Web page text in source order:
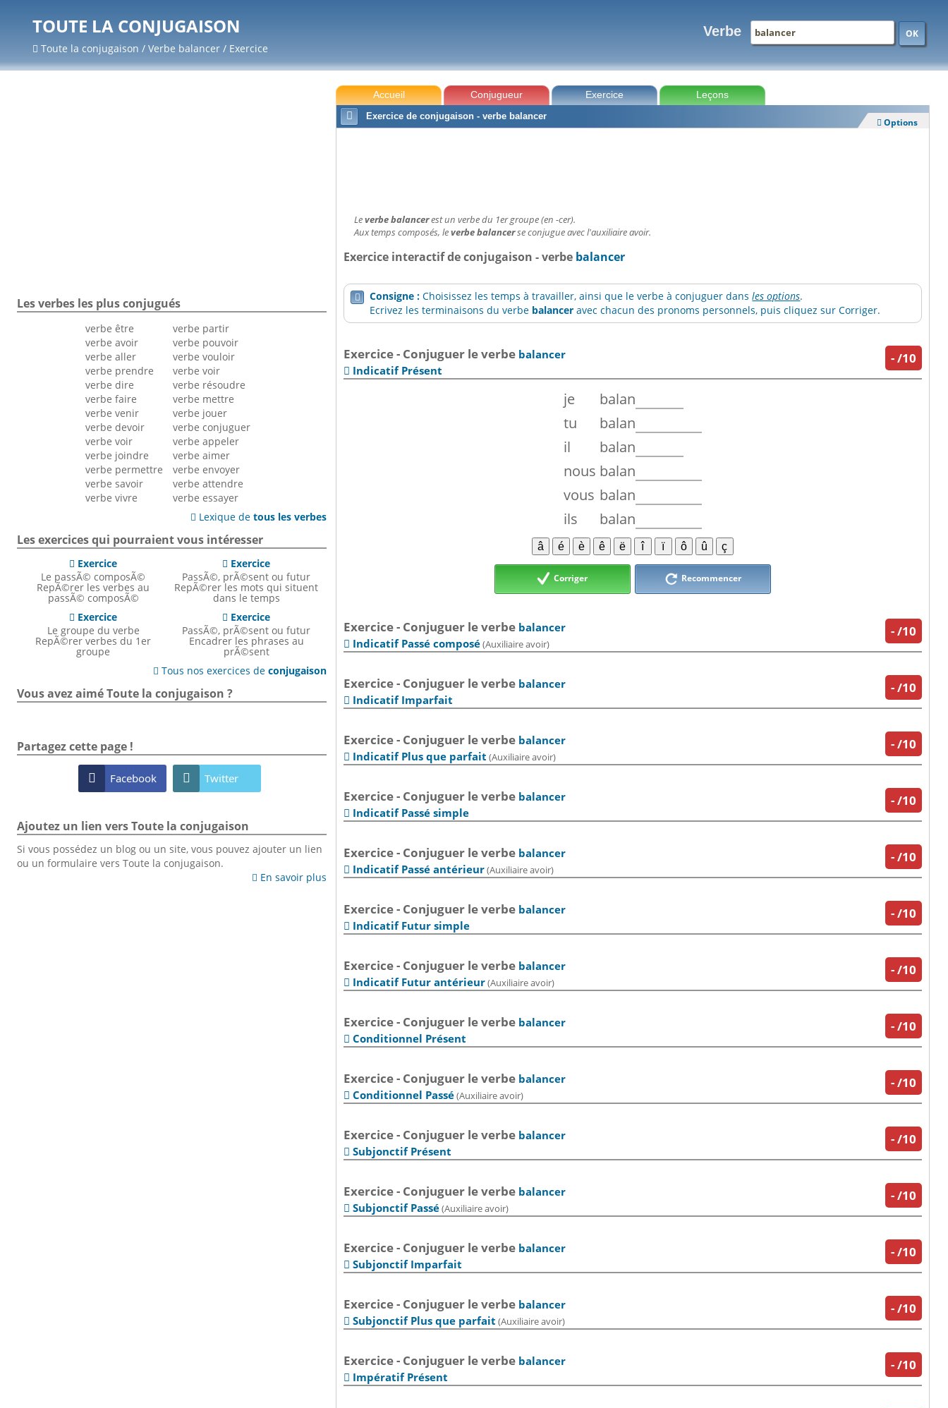
TOUTE LA CONJUGAISON
Toute la conjugaison / Verbe balancer / Exercice
Verbe OK
Accueil Conjugueur Exercice
Leçons

Exercice de conjugaison - verbe balancer
 Options
Leverbe balancerest un verbe du 1er groupe (en -cer).
Aux temps composés, leverbe balancerse conjugue avec l'auxiliaire avoir.
Exercice interactif de conjugaison - verbe balancer
 Consigne :Choisissez les temps à travailler, ainsi que le verbe à conjuguer dansles options.
Ecrivez les terminaisons du verbe balancer avec chacun des pronoms personnels, puis cliquez sur Corriger.
-/10
Exercice - Conjuguer le verbe balancer
 Indicatif Présent
je
balan
tu
balan
il
balan
nous balan
vous balan
ils
balan
Corriger Recommencer
-/10
Exercice - Conjuguer le verbe balancer
 Indicatif Passé composé(Auxiliaire avoir)
-/10
Exercice - Conjuguer le verbe balancer
 Indicatif Imparfait
-/10
Exercice - Conjuguer le verbe balancer
 Indicatif Plus que parfait (Auxiliaire avoir)
-/10
Exercice - Conjuguer le verbe balancer
 Indicatif Passé simple
-/10
Exercice - Conjuguer le verbe balancer
 Indicatif Passé antérieur(Auxiliaire avoir)
-/10
Exercice - Conjuguer le verbe balancer
 Indicatif Futur simple
-/10
Exercice - Conjuguer le verbe balancer
 Indicatif Futur antérieur(Auxiliaire avoir)
-/10
Exercice - Conjuguer le verbe balancer
Conditionnel Présent
-/10
Exercice - Conjuguer le verbe balancer
Conditionnel Passé(Auxiliaire avoir)
-/10
Exercice - Conjuguer le verbe balancer
Subjonctif Présent
-/10
Exercice - Conjuguer le verbe balancer
Subjonctif Passé(Auxiliaire avoir)
-/10
Exercice - Conjuguer le verbe balancer
Subjonctif Imparfait
-/10
Exercice - Conjuguer le verbe balancer
Subjonctif Plus que parfait (Auxiliaire avoir)
-/10
Exercice - Conjuguer le verbe balancer
 Impératif Présent
Les verbes les plus conjugués
verbe être
verbe avoir
verbe aller
verbe prendre
verbe dire
verbe faire
verbe venir
verbe devoir
verbe voir
verbe joindre
verbe permettre
verbe savoir
verbe vivre
verbe partir
verbe pouvoir
verbe vouloir
verbe voir
verbe résoudre
verbe mettre
verbe jouer
verbe conjuguer
verbe appeler
verbe aimer
verbe envoyer
verbe attendre
verbe essayer
 Lexique detous les verbes
Les exercices qui pourraient vous intéresser
 Exercice
Le passÃ© composÃ©
RepÃ©rer les verbes au
passÃ© composÃ©
 Exercice
PassÃ©, prÃ©sent ou futur
RepÃ©rer les mots qui situent
dans le temps
 Exercice
Le groupe du verbe
RepÃ©rer verbes du 1er
groupe
 Exercice
PassÃ©, prÃ©sent ou futur
Encadrer les phrases au
prÃ©sent
 Tous nos exercices deconjugaison
Vous avez aimé Toute la conjugaison ?
Partagez cette page !
 Facebook  Twitter
Ajoutez un lien vers Toute la conjugaison
Si vous possédez un blog ou un site, vous pouvez ajouter un lien
ou un formulaire vers Toute la conjugaison.
 En savoir plus